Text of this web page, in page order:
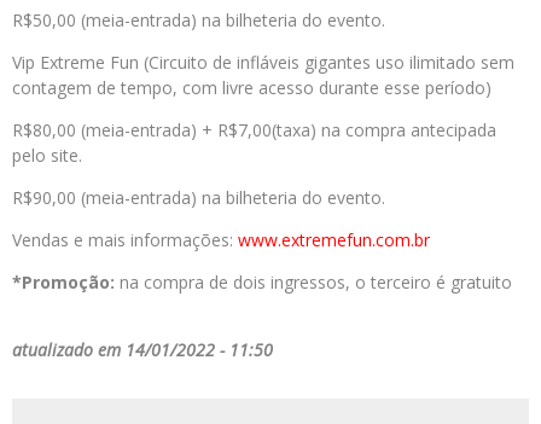
R$50,00 (meia-entrada) na bilheteria do evento.
Vip Extreme Fun (Circuito de infláveis gigantes uso ilimitado sem
contagem de tempo, com livre acesso durante esse período)
R$80,00 (meia-entrada) + R$7,00(taxa) na compra antecipada
pelo site.
R$90,00 (meia-entrada) na bilheteria do evento.
Vendas e mais informações: www.extremefun.com.br
*Promoção: na compra de dois ingressos, o terceiro é gratuito
atualizado em 14/01/2022 - 11:50